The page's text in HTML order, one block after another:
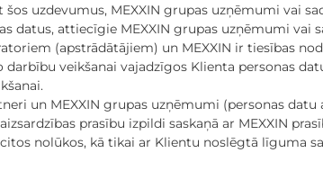
uzdevumus, MEXXIN grupas uzņēmumi vai
datus, attiecīgie MEXXIN grupas uzņēmumi vai
(apstrādātājiem) un MEXXIN ir tiesības
veikšanai vajadzīgos Klienta personas
un MEXXIN grupas uzņēmumi (personas
prasību izpildi saskaņā ar MEXXIN
nolūkos, kā tikai ar Klientu noslēgtā līguma